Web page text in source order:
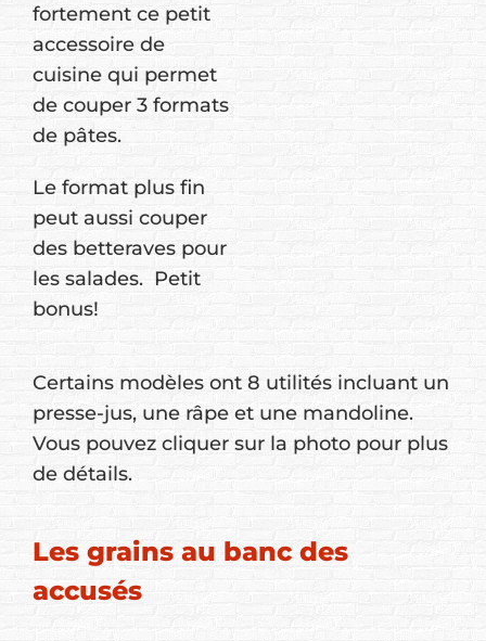
fortement ce petit
accessoire de
cuisine qui permet
de couper 3 formats
de pâtes.
Le format plus fin
peut aussi couper
des betteraves pour
les salades. Petit
bonus!
Certains modèles ont 8 utilités incluant un
presse-jus, une râpe et une mandoline.
Vous pouvez cliquer sur la photo pour plus
de détails.
Les grains au banc des
accusés